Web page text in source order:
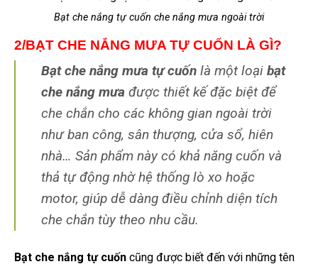
Bạt che nắng tự cuốn che nắng mưa ngoài trời
2/BẠT CHE NẮNG MƯA TỰ CUỐN LÀ GÌ?
Bạt che nắng mưa tự cuốn là một loại bạt
che nắng mưa được thiết kế đặc biệt để
che chắn cho các không gian ngoài trời
nhưban công, sân thượng, cửa sổ, hiên
nhà… Sản phẩm này có khả năng cuốn và
thả tự động nhờ hệ thống lò xo hoặc
motor, giúp dễ dàng điều chỉnh diện tích
che chắn tùy theo nhu cầu.
Bạt che nắng tự cuốn cũng được biết đến với những tên